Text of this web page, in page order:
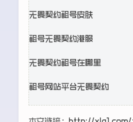
无畏契约租号皮肤
租号无畏契约港服
无畏契约租号在哪里
租号网站平台无畏契约